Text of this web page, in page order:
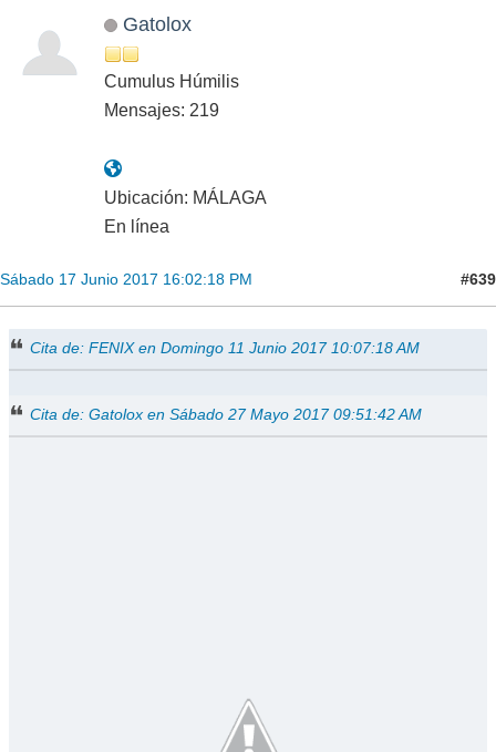
Gatolox
Cumulus Húmilis
Mensajes: 219
Ubicación: MÁLAGA
En línea
Sábado 17 Junio 2017 16:02:18 PM #639
Cita de: FENIX en Domingo 11 Junio 2017 10:07:18 AM
Cita de: Gatolox en Sábado 27 Mayo 2017 09:51:42 AM